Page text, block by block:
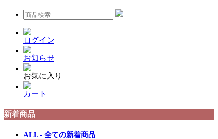
ログイン
お知らせ
お気に入り
カート
新着商品
ALL - 全ての新着商品